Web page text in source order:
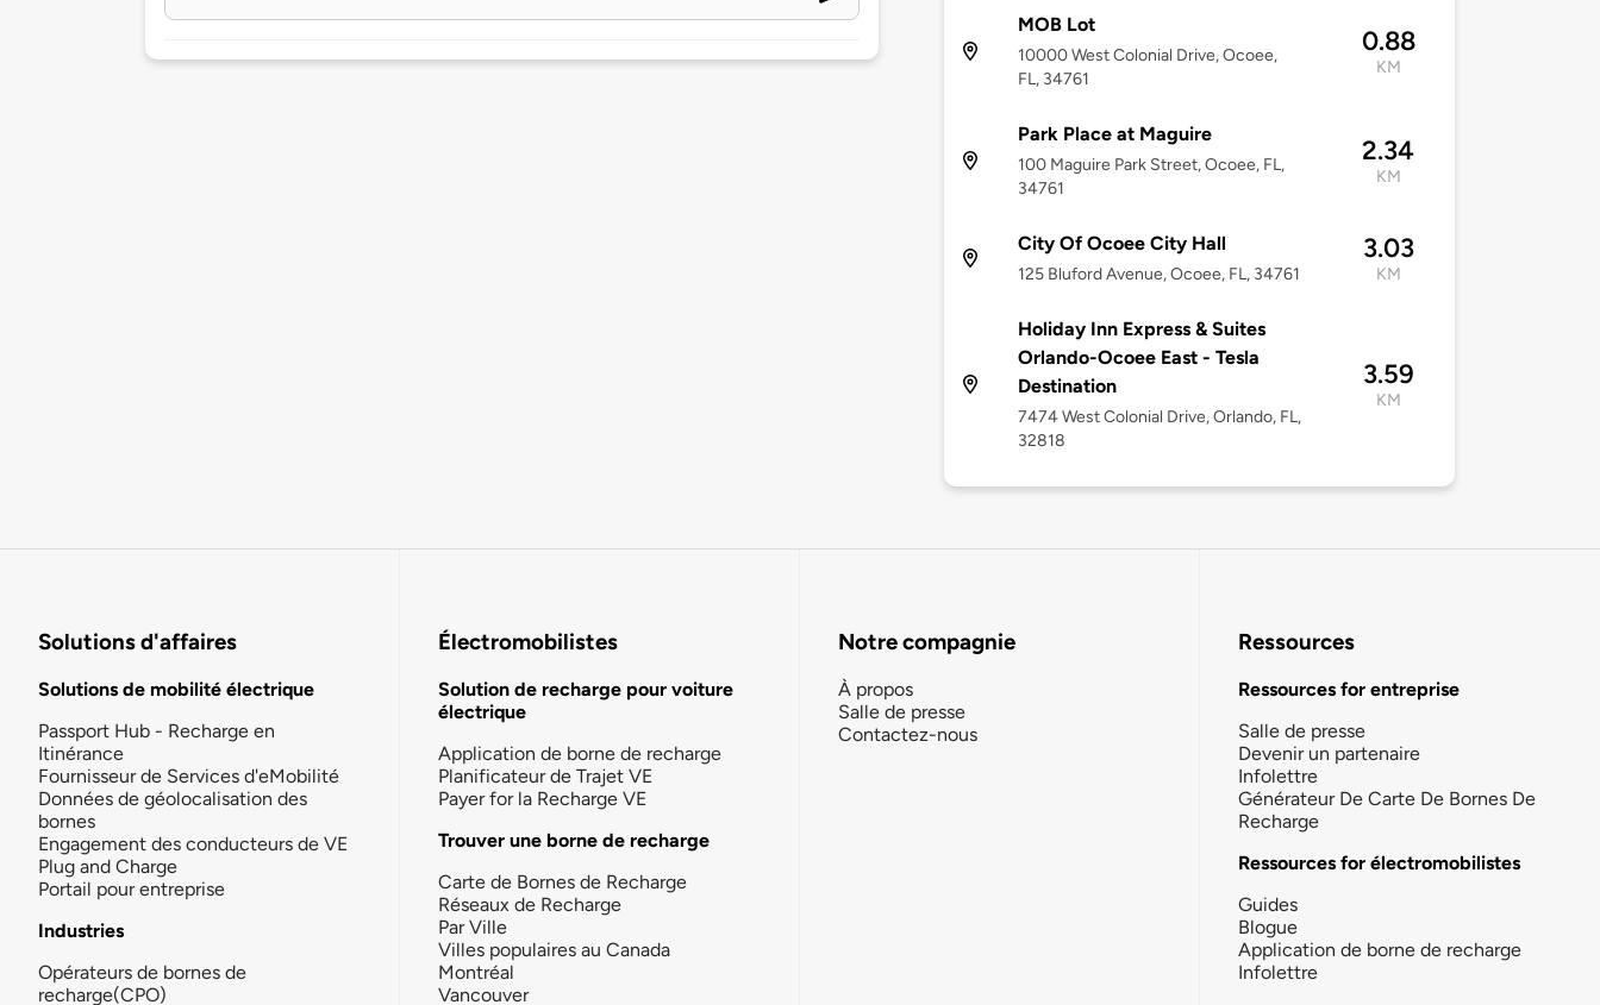
MOB Lot
10000 West Colonial Drive, Ocoee,
FL, 34761
0.88
KM
Park Place at Maguire
100 Maguire Park Street, Ocoee, FL,
34761
2.34
KM
City Of Ocoee City Hall
125 Bluford Avenue, Ocoee, FL, 34761
3.03
KM
Holiday Inn Express & Suites
Orlando-Ocoee East - Tesla
Destination
7474 West Colonial Drive, Orlando, FL,
32818
3.59
KM
Solutions d'affaires
Solutions de mobilité électrique
Passport Hub - Recharge en
Itinérance
Fournisseur de Services d'eMobilité
Données de géolocalisation des
bornes
Engagement des conducteurs de VE
Plug and Charge
Portail pour entreprise
Industries
Opérateurs de bornes de
recharge(CPO)
Électromobilistes
Solution de recharge pour voiture
électrique
Application de borne de recharge
Planificateur de Trajet VE
Payer for la Recharge VE
Trouver une borne de recharge
Carte de Bornes de Recharge
Réseaux de Recharge
Par Ville
Villes populaires au Canada
Montréal
Vancouver
Notre compagnie
À propos
Salle de presse
Contactez-nous
Ressources
Ressources for entreprise
Salle de presse
Devenir un partenaire
Infolettre
Générateur De Carte De Bornes De
Recharge
Ressources for électromobilistes
Guides
Blogue
Application de borne de recharge
Infolettre